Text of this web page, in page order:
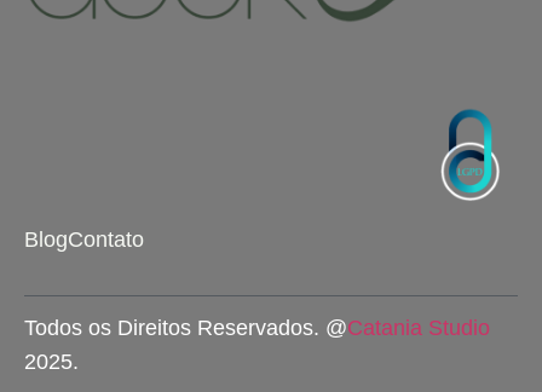
BlogContato
Todos os Direitos Reservados. @Catania Studio
2025.